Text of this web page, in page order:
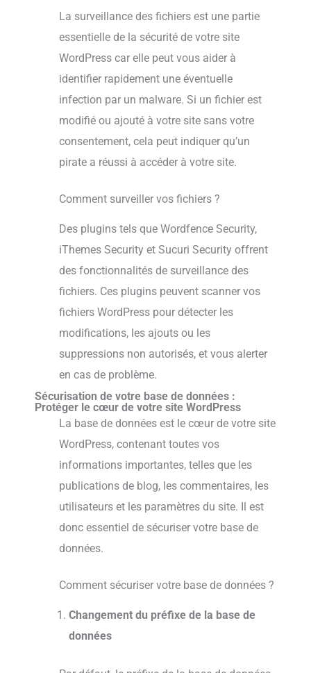
La surveillance des fichiers est une partie
essentielle de la sécurité de votre site
WordPress car elle peut vous aider à
identifier rapidement une éventuelle
infection par un malware. Si un fichier est
modifié ou ajouté à votre site sans votre
consentement, cela peut indiquer qu’un
pirate a réussi à accéder à votre site.
Comment surveiller vos fichiers ?
Des plugins tels que Wordfence Security,
iThemes Security et Sucuri Security offrent
des fonctionnalités de surveillance des
fichiers. Ces plugins peuvent scanner vos
fichiers WordPress pour détecter les
modifications, les ajouts ou les
suppressions non autorisés, et vous alerter
en cas de problème.
Sécurisation de votre base de données :
Protéger le cœur de votre site WordPress
La base de données est le cœur de votre site
WordPress, contenant toutes vos
informations importantes, telles que les
publications de blog, les commentaires, les
utilisateurs et les paramètres du site. Il est
donc essentiel de sécuriser votre base de
données.
Comment sécuriser votre base de données ?
Changement du préfixe de la base de
données